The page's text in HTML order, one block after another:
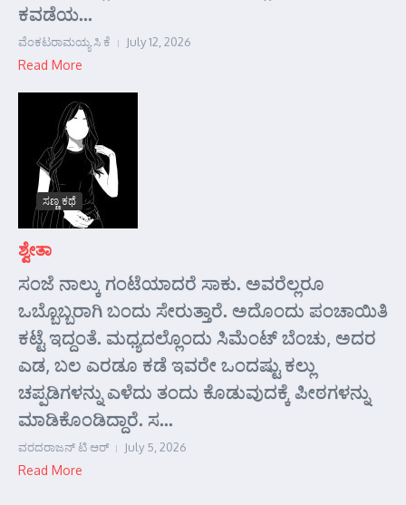
ಕವಡೆಯ...
ವೆಂಕಟರಾಮಯ್ಯ ಸಿ ಕೆ July 12, 2026
Read More
ಸಣ್ಣ ಕಥೆ
ಶ್ವೇತಾ
ಸಂಜೆ ನಾಲ್ಕು ಗಂಟೆಯಾದರೆ ಸಾಕು. ಅವರೆಲ್ಲರೂ
ಒಬ್ಬೊಬ್ಬರಾಗಿ ಬಂದು ಸೇರುತ್ತಾರೆ. ಅದೊಂದು ಪಂಚಾಯಿತಿ
ಕಟ್ಟೆ ಇದ್ದಂತೆ. ಮಧ್ಯದಲ್ಲೊಂದು ಸಿಮೆಂಟ್ ಬೆಂಚು, ಅದರ
ಎಡ, ಬಲ ಎರಡೂ ಕಡೆ ಇವರೇ ಒಂದಷ್ಟು ಕಲ್ಲು
ಚಪ್ಪಡಿಗಳನ್ನು ಎಳೆದು ತಂದು ಕೊಡುವುದಕ್ಕೆ ಪೀಠಗಳನ್ನು
ಮಾಡಿಕೊಂಡಿದ್ದಾರೆ. ಸ...
ವರದರಾಜನ್ ಟಿ ಆರ್ July 5, 2026
Read More